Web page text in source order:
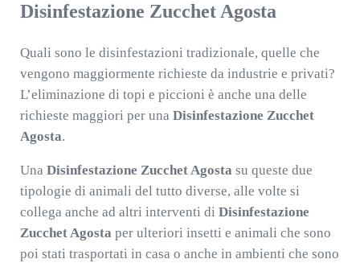
Disinfestazione Zucchet Agosta
Quali sono le disinfestazioni tradizionale, quelle che
vengono maggiormente richieste da industrie e privati?
L’eliminazione di topi e piccioni è anche una delle
richieste maggiori per una Disinfestazione Zucchet
Agosta.
Una Disinfestazione Zucchet Agosta su queste due
tipologie di animali del tutto diverse, alle volte si
collega anche ad altri interventi di Disinfestazione
Zucchet Agosta per ulteriori insetti e animali che sono
poi stati trasportati in casa o anche in ambienti che sono